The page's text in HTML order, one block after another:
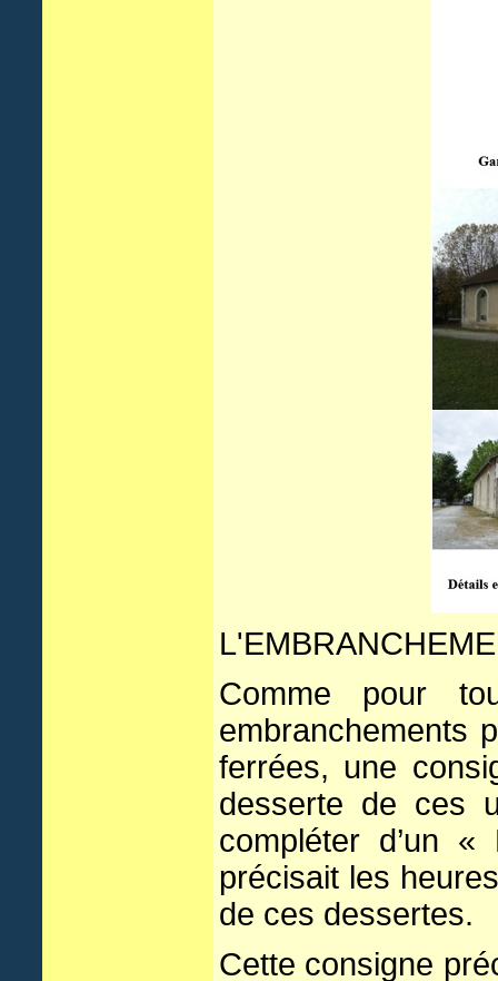
Comme pour
embranchements
ferrées, une
desserte de ces
compléter d’un
précisait les
de ces dessertes.
Cette consigne